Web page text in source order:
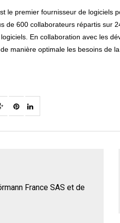
le premier fournisseur de
de 600 collaborateurs répartis
En collaboration avec les
manière optimale les besoins de
France SAS et de